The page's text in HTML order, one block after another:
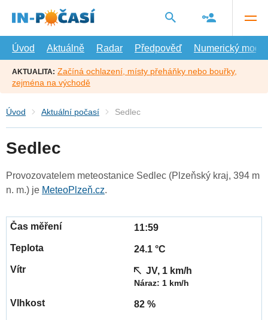
hlavní
Úvod
Aktuálně Radar Předpověď Numerický model
AKTUALITA: Začíná ochlazení, místy přeháňky nebo bouřky,
zejména na východě
Úvod Aktuální počasí Sedlec
Sedlec
Provozovatelem meteostanice Sedlec (Plzeňský kraj, 394 m
n. m.) je MeteoPlzeň.cz.
11:59
24.1 °C
JV, 1 km/h
Náraz: 1 km/h
82 %